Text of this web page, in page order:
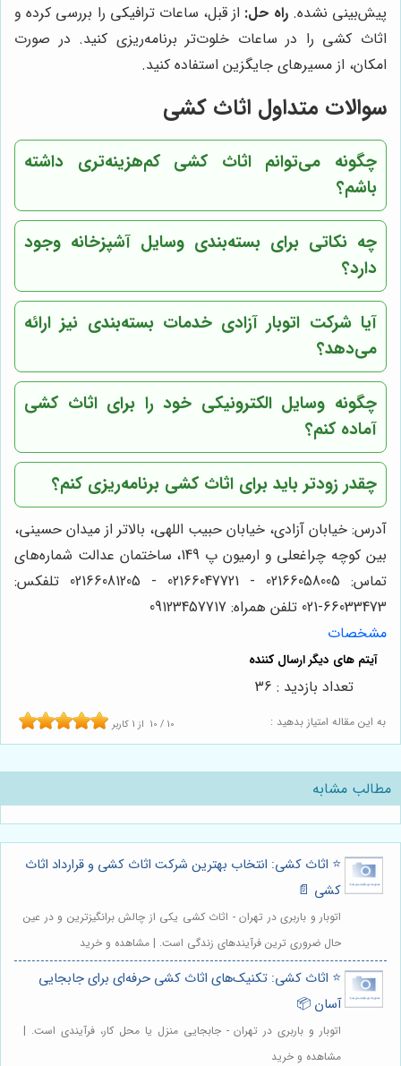
پیش‌بینی نشده.راه حل: از قبل، ساعات ترافیکی را بررسی کرده و
اثاث کشی را در ساعات خلوت‌تر برنامه‌ریزی کنید. در صورت
امکان، از مسیرهای جایگزین استفاده کنید.
سوالات متداول اثاث کشی
چگونه می‌توانم اثاث کشی کم‌هزینه‌تری داشته
باشم؟
چه نکاتی برای بسته‌بندی وسایل آشپزخانه وجود
دارد؟
آیا شرکت اتوبار آزادی خدمات بسته‌بندی نیز ارائه
می‌دهد؟
چگونه وسایل الکترونیکی خود را برای اثاث کشی
آماده کنم؟
چقدر زودتر باید برای اثاث کشی برنامه‌ریزی کنم؟
آدرس: خیابان آزادی، خیابان حبیب اللهی، بالاتر از میدان حسینی،
بین کوچه چراغعلی و ارمیون پ 149، ساختمان عدالت شماره‌های
تماس: 02166058005 - 02166047721 - 02166081205 تلفکس:
66033473-021 تلفن همراه: 09123457717
مشخصات
به این مقاله امتیاز بدهید : 10 / 10 از 1 کاربر
تعداد بازدید : 36
مطالب مشابه
⭐️ اثاث کشی: انتخاب بهترین شرکت اثاث کشی و قرارداد اثاث
کشی 📄
اتوبار و باربری در تهران - اثاث کشی یکی از چالش برانگیزترین و در عین
حال ضروری ترین فرآیندهای زندگی است. | مشاهده و خرید
⭐️ اثاث کشی: تکنیک‌های اثاث کشی حرفه‌ای برای جابجایی
آسان 📦
اتوبار و باربری در تهران - جابجایی منزل یا محل کار، فرآیندی است. |
مشاهده و خرید